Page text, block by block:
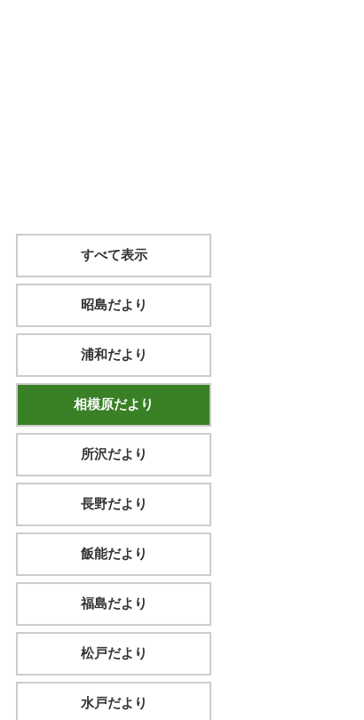
すべて表示
昭島だより
浦和だより
相模原だより
所沢だより
長野だより
飯能だより
福島だより
松戸だより
水戸だより